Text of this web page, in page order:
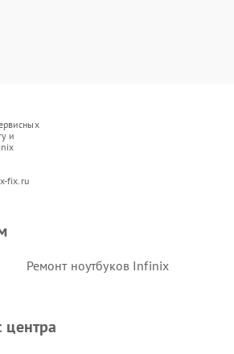
и
fix.ru
Ремонт ноутбуков Infinix
центра